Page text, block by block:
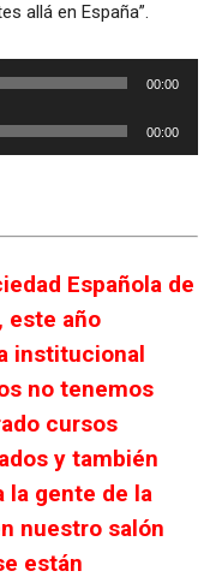
allá en España”.
00:00
00:00
Española de
este año
institucional
no tenemos
cursos
y también
la gente de la
nuestro salón
están